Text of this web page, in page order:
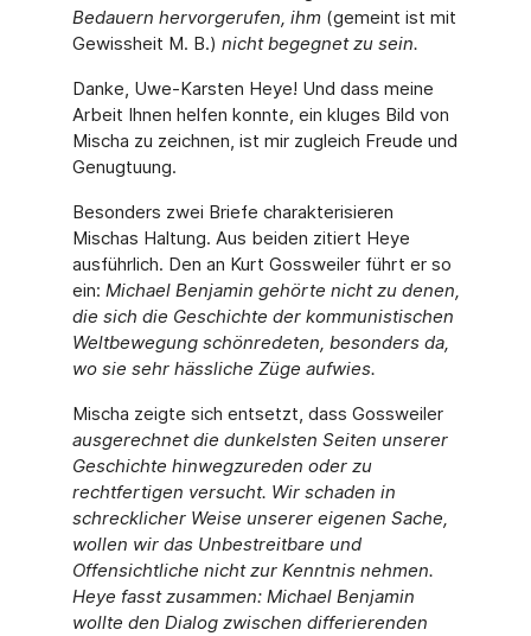
Bedauern hervorgerufen, ihm(gemeint ist mit
Gewissheit M. B.) nicht begegnet zu sein.
Danke, Uwe-Karsten Heye! Und dass meine
Arbeit Ihnen helfen konnte, ein kluges Bild von
Mischa zu zeichnen, ist mir zugleich Freude und
Genugtuung.
Besonders zwei Briefe charakterisieren
Mischas Haltung. Aus beiden zitiert Heye
ausführlich. Den an Kurt Gossweiler führt er so
ein: Michael Benjamin gehörte nicht zu denen,
die sich die Geschichte der kommunistischen
Weltbewegung schönredeten, besonders da,
wo sie sehr hässliche Züge aufwies.
Mischa zeigte sich entsetzt, dass Gossweiler
ausgerechnet die dunkelsten Seiten unserer
Geschichte hinwegzureden oder zu
rechtfertigen versucht. Wir schaden in
schrecklicher Weise unserer eigenen Sache,
wollen wir das Unbestreitbare und
Offensichtliche nicht zur Kenntnis nehmen.
Heye fasst zusammen: Michael Benjamin
wollte den Dialog zwischen differierenden